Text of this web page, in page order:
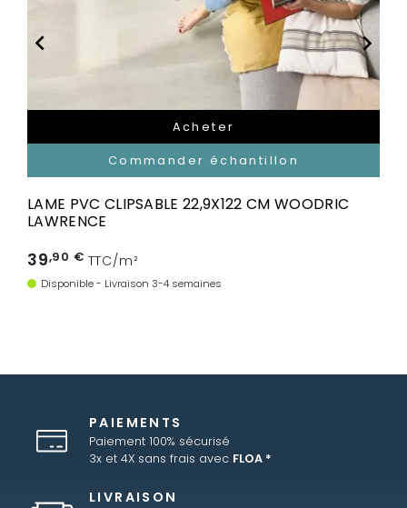

Acheter
Commander échantillon
LAME PVC CLIPSABLE 22,9X122 CM WOODRIC
LAWRENCE
39,90 € TTC/m²
Disponible - Livraison 3-4 semaines

PAIEMENTS
Paiement 100% sécurisé
3x et 4X sans frais avec FLOA *
LIVRAISON